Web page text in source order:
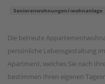
Seniorenwohnungen/-wohnanlage
Die betreute
persönliche Lebensgestaltung
Apartment, welches Sie nach
bestimmen Ihren eigenen